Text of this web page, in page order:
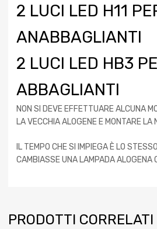
2 LUCI LED H11
ANABBAGLIANTI
2 LUCI LED HB3
ABBAGLIANTI
NON SI DEVE EFFETTUARE ALCUNA
LA VECCHIA ALOGENE E MONTARE LA
IL TEMPO CHE SI IMPIEGA È LO
CAMBIASSE UNA LAMPADA ALOGENA
PRODOTTI CORRELATI